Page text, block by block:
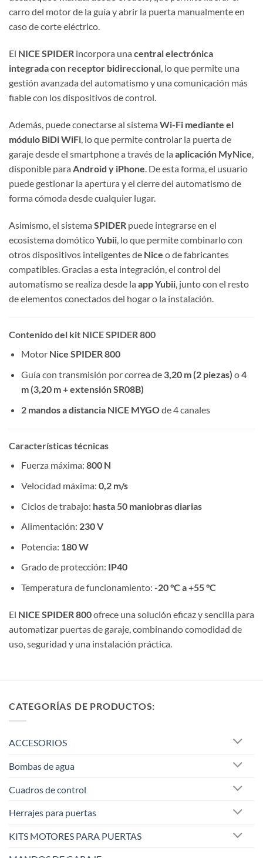
carro del motor de la guía y abrir la puerta manualmente en
caso de corte eléctrico.
El NICE SPIDER incorpora una central electrónica
integrada con receptor bidireccional, lo que permite una
gestión avanzada del automatismo y una comunicación más
fiable con los dispositivos de control.
Además, puede conectarse al sistema Wi-Fi mediante el
módulo BiDi WiFi , lo que permite controlar la puerta de
garaje desde el smartphone a través de la aplicación MyNice
disponible para Android y iPhone . De esta forma, el usuario
puede gestionar la apertura y el cierre del automatismo de
forma cómoda desde cualquier lugar.
Asimismo, el sistema SPIDER puede integrarse en el
ecosistema domóticoYubii , lo que permite combinarlo con
otros dispositivos inteligentes de Nice o de fabricantes
compatibles. Gracias a esta integración, el control del
automatismo se realiza desde la app Yubii , junto con el resto
de elementos conectados del hogar o la instalación.
Contenido del kit NICE SPIDER 800
Motor Nice SPIDER 800
Guía con transmisión por correa de 3,20 m (2 piezas) o4
m (3,20 m + extensión SR08B)
2 mandos a distancia NICE MYGOde 4 canales
Características técnicas
Fuerza máxima: 800 N
Velocidad máxima: 0,2 m/s
Ciclos de trabajo: hasta 50 maniobras diarias
Alimentación: 230 V
Potencia: 180 W
Grado de protección: IP40
Temperatura de funcionamiento: -20 °C a +55 °C
El NICE SPIDER 800ofrece una solución eficaz y sencilla para
automatizar puertas de garaje, combinando comodidad de
uso, seguridad y una instalación práctica.
CATEGORÍAS DE PRODUCTOS:
ACCESORIOS
Bombas de agua
Cuadros de control
Herrajes para puertas
KITS MOTORES PARA PUERTAS